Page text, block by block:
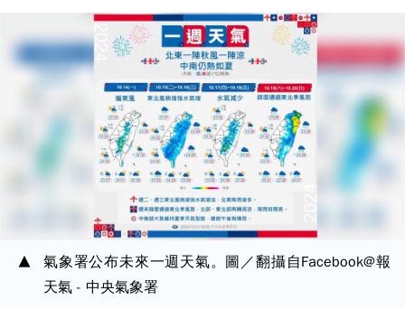
氣象署公布未來一週天氣。圖／翻攝自Facebook@報
天氣 - 中央氣象署